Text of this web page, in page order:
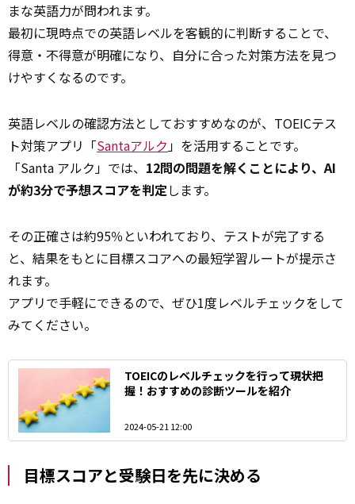
まな英語力が問われます。
最初に現時点での英語レベルを客観的に判断することで、
得意・不得意が明確になり、自分に合った対策方法を見つ
けやすくなるのです。
英語レベルの確認方法としておすすめなのが、TOEICテス
ト対策アプリ「Santaアルク」を活用することです。
「Santa アルク」では、 12問の問題を解くことにより、AI
が約3分で予想スコアを判定します。
その正確さは約95％といわれており、テストが完了する
と、結果をもとに目標スコアへの最短学習ルートが提示さ
れます。
アプリで手軽にできるので、ぜひ1度レベルチェックをして
みてください。
TOEICのレベルチェックを行って現状把
握！おすすめの診断ツールを紹介
2024-05-21 12:00
目標スコアと受験日を先に決める